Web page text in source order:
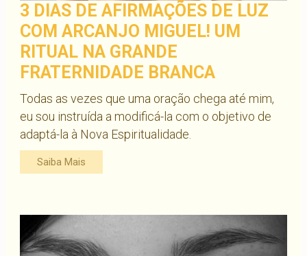
3 DIAS DE AFIRMAÇÕES DE LUZ
COM ARCANJO MIGUEL! UM
RITUAL NA GRANDE
FRATERNIDADE BRANCA
Todas as vezes que uma oração chega até mim,
eu sou instruída a modificá-la com o objetivo de
adaptá-la à Nova Espiritualidade.
Saiba Mais